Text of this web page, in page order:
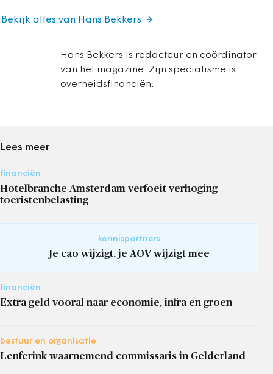
Hans Bekkers is redacteur en coördinator
van het magazine. Zijn specialisme is
overheidsfinanciën.
Bekijk alles van Hans Bekkers
Lees meer
financiën
Hotelbranche Amsterdam verfoeit verhoging
toeristenbelasting
kennispartners
Je cao wijzigt, je AOV wijzigt mee
financiën
Extra geld vooral naar economie, infra en groen
bestuur en organisatie
Lenferink waarnemend commissaris in Gelderland